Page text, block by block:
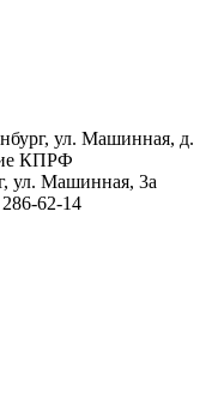
ул. Машинная, д.
КПРФ
ул. Машинная, 3а
62-14